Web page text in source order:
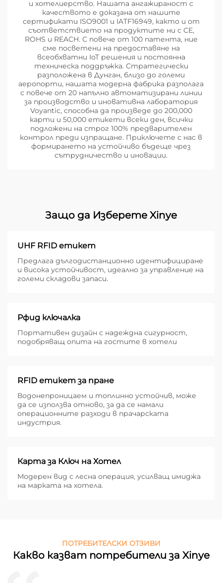
и хотелиерство. Нашата ангажираност с
качеството е доказана от нашите
сертификати ISO9001 и IATF16949, както и от
съответствието на продуктите ни с CE,
ROHS и REACH. С повече от 100 патента, ние
сме посветени на предоставяне на
всеобхватни IoT решения и постоянна
техническа поддръжка. Стратегически
разположена в Дунган, близо до големи
аеропорти, нашата модерна фабрика разполага
с повече от 20 напълно автоматизирани линии
за производство и иновативна лаборатория
Voyantic, способна да произведе до 200,000
карти и 50,000 етикети всеки ден, всички
подложени на строг 100% предварителен
контрол преди изпращане. Приключете с нас в
формирането на устойчиво бъдеще чрез
сътрудничество и иновации.
Защо да Изберете Xinye
UHF RFID етикет
Предлага дългодистанционно идентифициране
и висока устойчивост, идеално за управление на
големи складови запаси.
Рфид ключалка
Портативен дизайн с надеждна сигурност,
подобряващ опита на гостите в хотели
RFID етикет за пране
Водонепроницаем и топлинно устойчив, може
да се използва отново, за да се намали
операционните разходи в прачарската
индустрия.
Карта за Ключ на Хотел
Модерен вид с лесна операция, усилващ имиджа
на марката на хотела.
ПОТРЕБИТЕЛСКИ ОТЗИВИ
Какво казват потребители за Xinye